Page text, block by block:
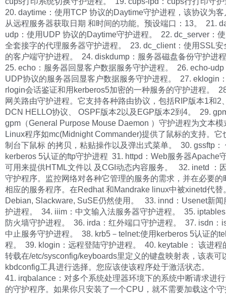
20. daytime：使用TCP 协议的Daytime守护进程，该协议为
从远程服务器获取日期 和时间的功能。预设端口：13。 21.
udp：使用UDP 协议的Daytime守护进程。 22. dc_server：
全套接字的代理服务器守护进程。 23. dc_client：使用SSL安
的客户端守护进程。 24. diskdump：服务器磁盘备份守护进
25. echo：服务器回显客户数据服务守护进程。 26. echo-udp
UDP协议的服务器回显客户数据服务守护进程。 27. eklogin
rlogin会话鉴证和用kerberos5加密的一种服务的守护进程。
网关路由守护进程。它支持各种路由协议，包括RIP版本1和2
DCN HELLO协议、 OSPF版本2以及EGP版本2到4。 29.
gpm（General Purpose Mouse Daemon ）守护进程为文本模
Linux程序如mc(Midnight Commander)提供了鼠标的支持。它
制台下鼠标 的拷贝，粘贴操作以及弹出式菜单。 30. gssftp：
kerberos 5认证的ftp守护进程 31. httpd：Web服务器Apache
可用来提供HTML文件以 及CGI动态内容服务。 32. inetd ：
守护程序。监控网络对各种它管理的服务的需求，并在必要的
相应的服务程序。在Redhat 和Mandrake linux中被xinetd代替
Debian, Slackware, SuSE仍然使用。 33. innd：Usenet新闻
护进程。 34. iiim：中文输入法服务器守护进程。 35.
防火墙守护进程。 36. irda：红外端口守护进程。 37. isdn：
中止服务守护进程。 38. krb5－telnet:使用kerberos 5认证的
程。 39. klogin：远程登陆守护进程。 40. keytable： 该进程
转载在/etc/sysconfig/keyboards里定义的键盘映射表，该表可
kbdconfig工具进行选择。您应该使该程序处于激活状态。
41. irqbalance：对多个系统处理器环境下的系统中断请求进
的守护程序。如果你只安装了一个CPU，就不需要加载这个